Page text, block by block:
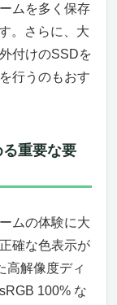
を快適にこ
WU3/H2：
超軽量ノ
バッテリー
大限に拡張
安心の作業
ムを多く保存
。さらに、大
付けのSSDを
行うのもおす
重要な要
ムの体験に大
確な色表示が
高解像度ディ
100% な